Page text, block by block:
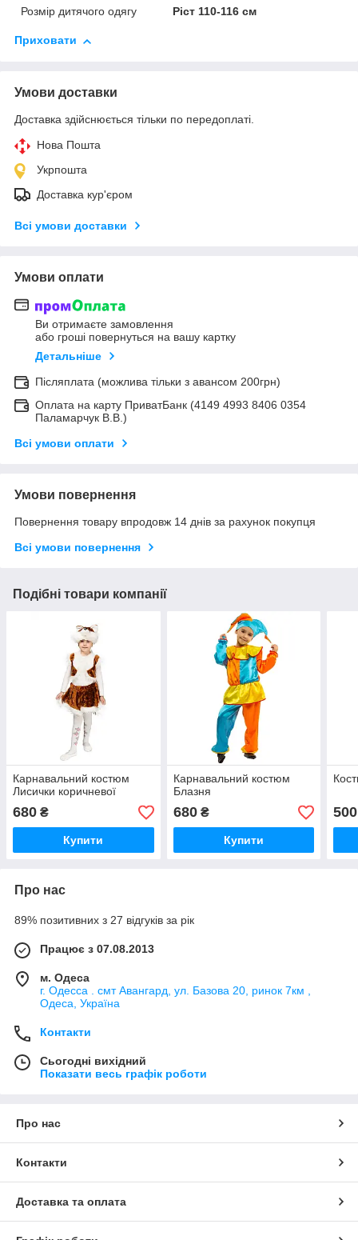
Розмір дитячого одягу
Ріст 110-116 см
Приховати
Умови доставки
Доставка здійснюється тільки по передоплаті.
Нова Пошта
Укрпошта
Доставка кур'єром
Всі умови доставки
Умови оплати
Ви отримаєте замовлення
або гроші повернуться на вашу картку
Детальніше
Післяплата (можлива тільки з авансом 200грн)
Оплата на карту ПриватБанк (4149 4993 8406 0354
Паламарчук В.В.)
Всі умови оплати
Умови повернення
Повернення товару впродовж 14 днів за рахунок покупця
Всі умови повернення
Подібні товари компанії
Карнавальний костюм
Лисички коричневої
680 ₴
Купити
Карнавальний костюм
Блазня
680₴
Купити
500
Про нас
89% позитивних з 27 відгуків за рік
Працює з 07.08.2013
м. Одеса
г. Одесса . смт Авангард, ул. Базова 20, ринок 7км ,
Одеса, Україна
Контакти
Сьогодні вихідний
Показати весь графік роботи
Про нас
Контакти
Доставка та оплата